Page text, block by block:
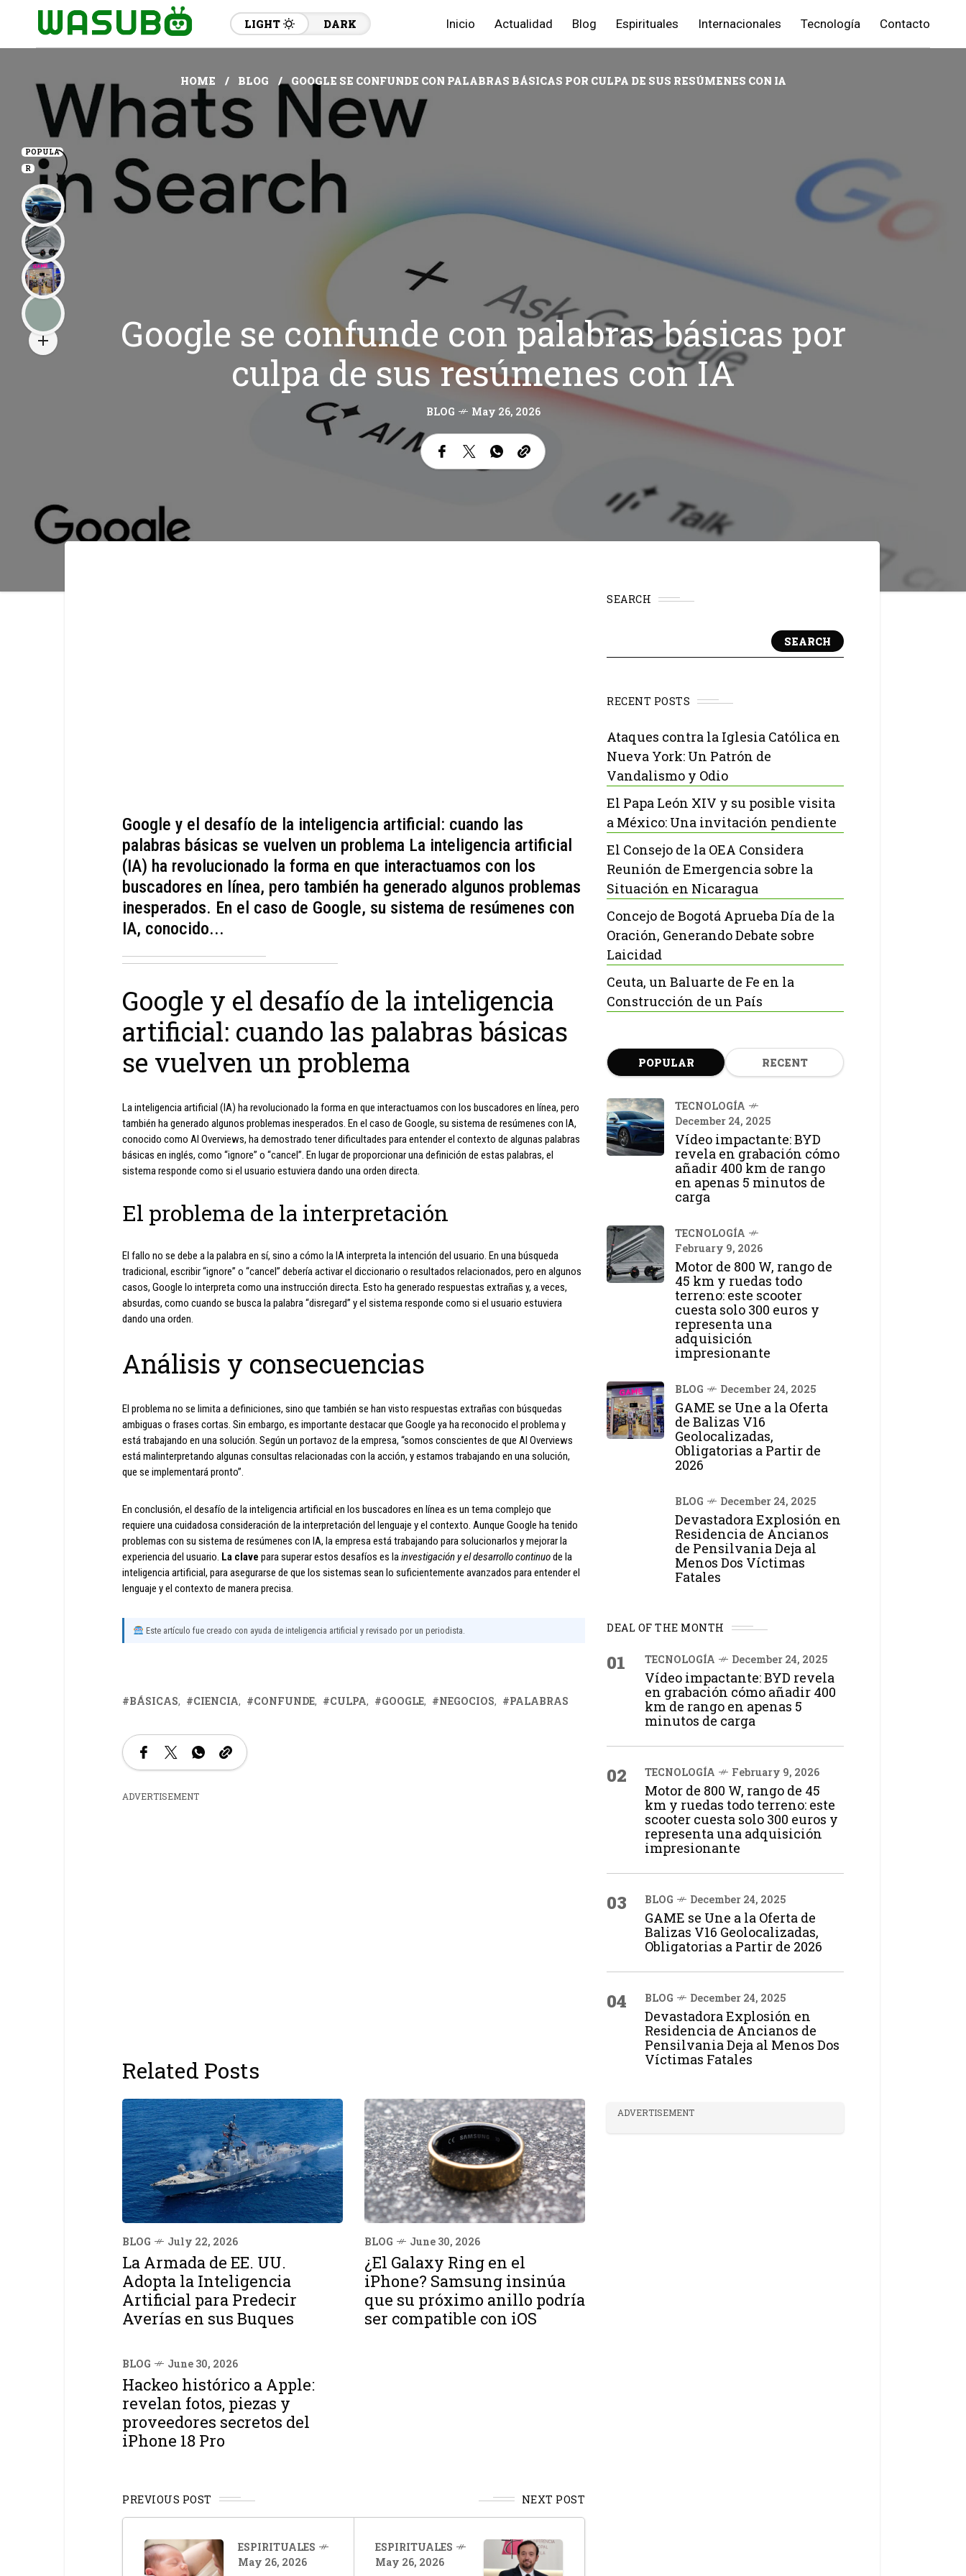
LIGHT DARK Inicio Actualidad Blog Espirituales Internacionales Tecnología Contacto
HOME BLOG GOOGLE SE CONFUNDE CON PALABRAS BÁSICAS POR CULPA DE SUS RESÚMENES CON IA
Google se confunde con palabras básicas por
culpa de sus resúmenes con IA
BLOG May 26, 2026
Google y el desafío de la inteligencia artificial: cuando las
palabras básicas se vuelven un problema La inteligencia artificial
(IA) ha revolucionado la forma en que interactuamos con los
buscadores en línea, pero también ha generado algunos problemas
inesperados. En el caso de Google, su sistema de resúmenes con
IA, conocido...
Google y el desafío de la inteligencia
artificial: cuando las palabras básicas
se vuelven un problema
La inteligencia artificial (IA) ha revolucionado la forma en que interactuamos con los buscadores en línea, pero
también ha generado algunos problemas inesperados. En el caso de Google, su sistema de resúmenes con IA,
conocido como AI Overviews, ha demostrado tener dificultades para entender el contexto de algunas palabras
básicas en inglés, como “ignore” o “cancel”. En lugar de proporcionar una definición de estas palabras, el
sistema responde como si el usuario estuviera dando una orden directa.
El problema de la interpretación
El fallo no se debe a la palabra en sí, sino a cómo la IA interpreta la intención del usuario. En una búsqueda
tradicional, escribir “ignore” o “cancel” debería activar el diccionario o resultados relacionados, pero en algunos
casos, Google lo interpreta como una instrucción directa. Esto ha generado respuestas extrañas y, a veces,
absurdas, como cuando se busca la palabra “disregard” y el sistema responde como si el usuario estuviera
dando una orden.
Análisis y consecuencias
El problema no se limita a definiciones, sino que también se han visto respuestas extrañas con búsquedas
ambiguas o frases cortas. Sin embargo, es importante destacar que Google ya ha reconocido el problema y
está trabajando en una solución. Según un portavoz de la empresa, “somos conscientes de que AI Overviews
está malinterpretando algunas consultas relacionadas con la acción, y estamos trabajando en una solución,
que se implementará pronto”.
En conclusión, el desafío de la inteligencia artificial en los buscadores en línea es un tema complejo que
requiere una cuidadosa consideración de la interpretación del lenguaje y el contexto. Aunque Google ha tenido
problemas con su sistema de resúmenes con IA, la empresa está trabajando para solucionarlos y mejorar la
experiencia del usuario. La clave para superar estos desafíos es lainvestigación y el desarrollo continuode la
inteligencia artificial, para asegurarse de que los sistemas sean lo suficientemente avanzados para entender el
lenguaje y el contexto de manera precisa.
Este artículo fue creado con ayuda de inteligencia artificial y revisado por un periodista.
BÁSICAS CIENCIA CONFUNDE CULPA GOOGLE NEGOCIOS PALABRAS
ADVERTISEMENT
Related Posts
BLOG July 22, 2026
La Armada de EE. UU.
Adopta la Inteligencia
Artificial para Predecir
Averías en sus Buques
BLOG June 30, 2026
¿El Galaxy Ring en el
iPhone? Samsung insinúa
que su próximo anillo podría
ser compatible con iOS
BLOG June 30, 2026
Hackeo histórico a Apple:
revelan fotos, piezas y
proveedores secretos del
iPhone 18 Pro
PREVIOUS POST NEXT POST
ESPIRITUALES
May 26, 2026
ESPIRITUALES
May 26, 2026
SEARCH
SEARCH
RECENT POSTS
Ataques contra la Iglesia Católica en
Nueva York: Un Patrón de
Vandalismo y Odio
El Papa León XIV y su posible visita
a México: Una invitación pendiente
El Consejo de la OEA Considera
Reunión de Emergencia sobre la
Situación en Nicaragua
Concejo de Bogotá Aprueba Día de la
Oración, Generando Debate sobre
Laicidad
Ceuta, un Baluarte de Fe en la
Construcción de un País
POPULAR RECENT
TECNOLOGÍA
December 24, 2025
Vídeo impactante: BYD
revela en grabación cómo
añadir 400 km de rango
en apenas 5 minutos de
carga
TECNOLOGÍA
February 9, 2026
Motor de 800 W, rango de
45 km y ruedas todo
terreno: este scooter
cuesta solo 300 euros y
representa una
adquisición
impresionante
BLOG December 24, 2025
GAME se Une a la Oferta
de Balizas V16
Geolocalizadas,
Obligatorias a Partir de
2026
BLOG December 24, 2025
Devastadora Explosión en
Residencia de Ancianos
de Pensilvania Deja al
Menos Dos Víctimas
Fatales
DEAL OF THE MONTH
01 TECNOLOGÍA December 24, 2025
Vídeo impactante: BYD revela
en grabación cómo añadir 400
km de rango en apenas 5
minutos de carga
02 TECNOLOGÍA February 9, 2026
Motor de 800 W, rango de 45
km y ruedas todo terreno: este
scooter cuesta solo 300 euros y
representa una adquisición
impresionante
03 BLOG December 24, 2025
GAME se Une a la Oferta de
Balizas V16 Geolocalizadas,
Obligatorias a Partir de 2026
04 BLOG December 24, 2025
Devastadora Explosión en
Residencia de Ancianos de
Pensilvania Deja al Menos Dos
Víctimas Fatales
ADVERTISEMENT
POPULA
R